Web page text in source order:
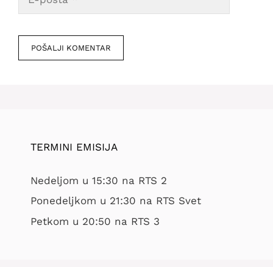
pošta
mesto
TERMINI EMISIJA
Nedeljom u 15:30 na RTS 2
Ponedeljkom u 21:30 na RTS Svet
Petkom u 20:50 na RTS 3